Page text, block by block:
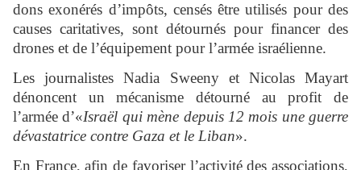
dons exonérés d’impôts, censés être utilisés pour des
causes caritatives, sont détournés pour financer des
drones et de l’équipement pour l’armée israélienne.
Les journalistes Nadia Sweeny et Nicolas Mayart
dénoncent un mécanisme détourné au profit de
l’armée d’«Israël qui mène depuis 12 mois une guerre
dévastatrice contre Gaza et le Liban».
En France, afin de favoriser l’activité des associations,